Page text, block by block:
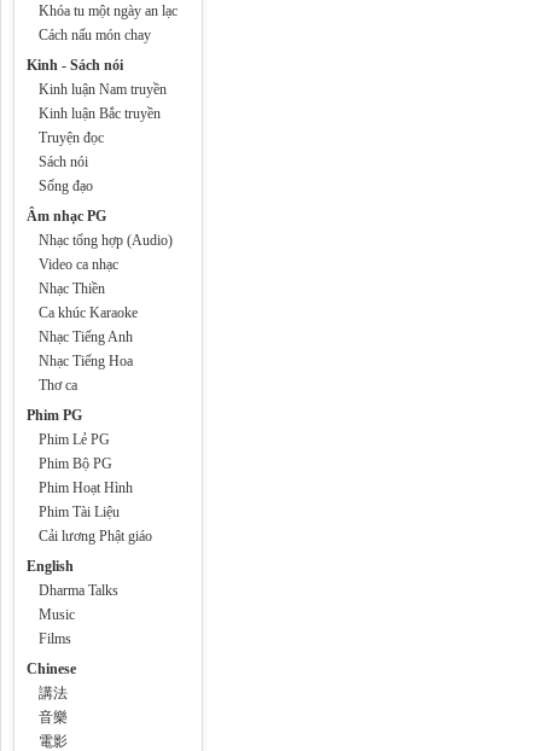
Khóa tu một ngày an lạc
Cách nấu món chay
Kinh - Sách nói
Kinh luận Nam truyền
Kinh luận Bắc truyền
Truyện đọc
Sách nói
Sống đạo
Âm nhạc PG
Nhạc tổng hợp (Audio)
Video ca nhạc
Nhạc Thiền
Ca khúc Karaoke
Nhạc Tiếng Anh
Nhạc Tiếng Hoa
Thơ ca
Phim PG
Phim Lẻ PG
Phim Bộ PG
Phim Hoạt Hình
Phim Tài Liệu
Cải lương Phật giáo
English
Dharma Talks
Music
Films
Chinese
講法
音樂
電影